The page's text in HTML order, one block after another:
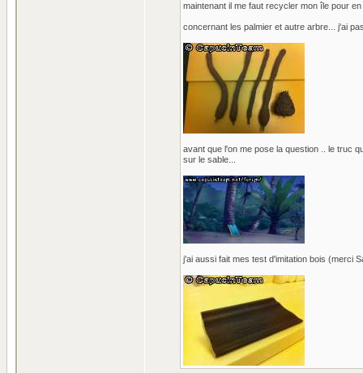
maintenant il me faut recycler mon île pour
concernant les palmier et autre arbre... j'ai
avant que l'on me pose la question .. le truc
sur le sable...
j'ai aussi fait mes test d'imitation bois (merci